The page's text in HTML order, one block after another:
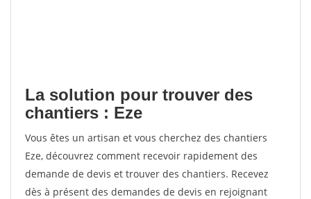
La solution pour trouver des
chantiers : Eze
Vous êtes un artisan et vous cherchez des chantiers
Eze, découvrez comment recevoir rapidement des
demande de devis et trouver des chantiers. Recevez
dès à présent des demandes de devis en rejoignant